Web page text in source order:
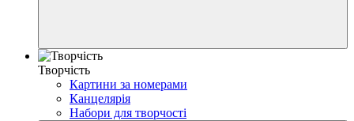
Творчість
Картини за номерами
Канцелярія
Набори для творчості